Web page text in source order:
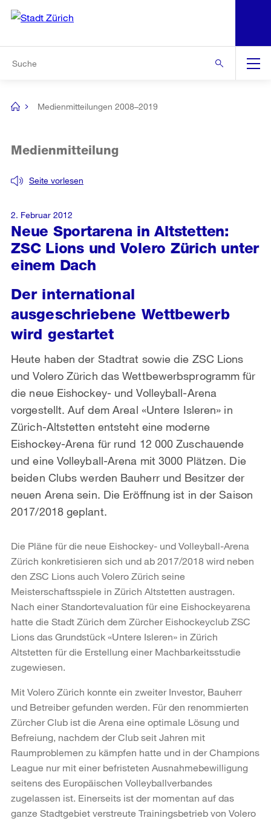
Navigation
[no
Medienmitteilungen 2008–2019
Neue Sportarena in Altstetten:
ZSC Lions und Volero Zürich unter
einem Dach
Seite vorlesen
Medienmitteilung
Der international
ausgeschriebene Wettbewerb
wird gestartet
Heute haben der Stadtrat sowie die ZSC Lions
und Volero Zürich das Wettbewerbsprogramm für
die neue Eishockey- und Volleyball-Arena
vorgestellt. Auf dem Areal «Untere Isleren» in
Zürich-Altstetten entsteht eine moderne
Eishockey-Arena für rund 12 000 Zuschauende
und eine Volleyball-Arena mit 3000 Plätzen. Die
beiden Clubs werden Bauherr und Besitzer der
neuen Arena sein. Die Eröffnung ist in der Saison
2017/2018 geplant.
2. Februar 2012
Die Pläne für die neue Eishockey- und Volleyball-Arena
Zürich konkretisieren sich und ab 2017/2018 wird neben
den ZSC Lions auch Volero Zürich seine
Meisterschaftsspiele in Zürich Altstetten austragen.
Nach einer Standortevaluation für eine Eishockeyarena
hatte die Stadt Zürich dem Zürcher Eishockeyclub ZSC
Lions das Grundstück «Untere Isleren» in Zürich
Altstetten für die Erstellung einer Machbarkeitsstudie
zugewiesen.
Mit Volero Zürich konnte ein zweiter Investor, Bauherr
und Betreiber gefunden werden. Für den renommierten
Zürcher Club ist die Arena eine optimale Lösung und
Befreiung, nachdem der Club seit Jahren mit
Raumproblemen zu kämpfen hatte und in der Champions
League nur mit einer befristeten Ausnahmebewilligung
seitens des Europäischen Volleyballverbandes
zugelassen ist. Einerseits ist der momentan auf das
ganze Stadtgebiet verstreute Trainingsbetrieb von Volero